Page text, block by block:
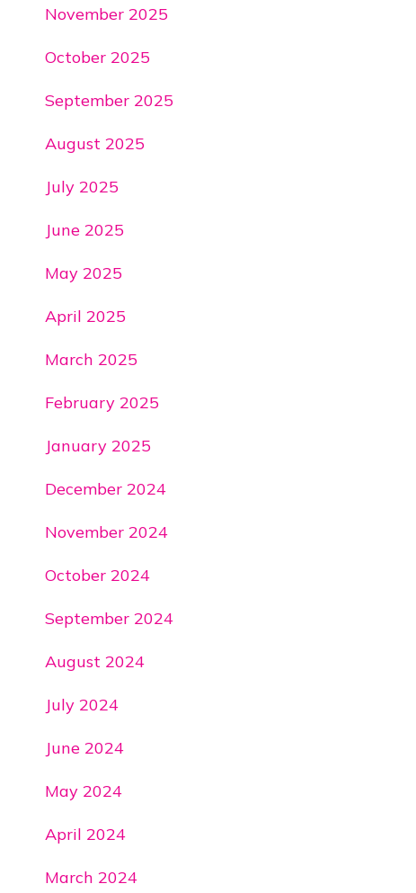
November 2025
October 2025
September 2025
August 2025
July 2025
June 2025
May 2025
April 2025
March 2025
February 2025
January 2025
December 2024
November 2024
October 2024
September 2024
August 2024
July 2024
June 2024
May 2024
April 2024
March 2024